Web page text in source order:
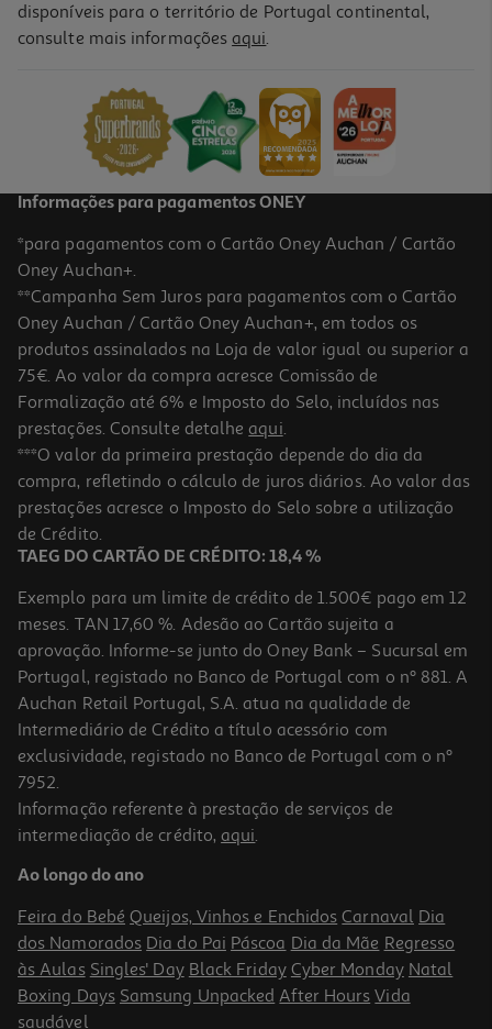
Suplemento Psyllogel Laranja Sanguinea 20saq
11,99 €
5.0
Suplemento Biofibra 30 Comprimidos
0.42 €/un
12,56 €
Fibra Alimentar Optifibre Neutro 250g
83.96 €/Kg
20,99 €
disponíveis para o território de Portugal continental,
consulte mais informações aqui.
Informações para pagamentos ONEY
*para pagamentos com o Cartão Oney Auchan / Cartão
Oney Auchan+.
**Campanha Sem Juros para pagamentos com o Cartão
Oney Auchan / Cartão Oney Auchan+, em todos os
produtos assinalados na Loja de valor igual ou superior a
75€. Ao valor da compra acresce Comissão de
Formalização até 6% e Imposto do Selo, incluídos nas
prestações. Consulte detalhe aqui.
***O valor da primeira prestação depende do dia da
compra, refletindo o cálculo de juros diários. Ao valor das
prestações acresce o Imposto do Selo sobre a utilização
de Crédito.
TAEG DO CARTÃO DE CRÉDITO: 18,4 %
Exemplo para um limite de crédito de 1.500€ pago em 12
meses. TAN 17,60 %. Adesão ao Cartão sujeita a
aprovação. Informe-se junto do Oney Bank – Sucursal em
Portugal, registado no Banco de Portugal com o nº 881. A
Auchan Retail Portugal, S.A. atua na qualidade de
Intermediário de Crédito a título acessório com
exclusividade, registado no Banco de Portugal com o nº
7952.
Informação referente à prestação de serviços de
intermediação de crédito, aqui.
Ao longo do ano
Feira do Bebé Queijos, Vinhos e Enchidos Carnaval Dia
dos Namorados Dia do Pai Páscoa Dia da Mãe Regresso
às Aulas Singles' Day Black Friday Cyber Monday Natal
Boxing Days Samsung Unpacked After Hours Vida
saudável